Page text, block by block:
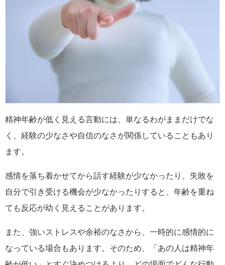
精神年齢が低く見える言動には、単なるわがままだけでな
く、経験の少なさや自信のなさが関係していることもあり
ます。
感情を落ち着かせてから話す経験が少なかったり、失敗を
自分で引き受ける機会が少なかったりすると、年齢を重ね
ても反応が幼く見えることがあります。
また、強いストレスや余裕のなさから、一時的に感情的に
なっている場合もあります。そのため、「あの人は精神年